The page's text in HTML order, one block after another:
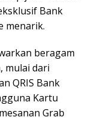
Bank
menarik.
beragam
mulai dari
QRIS Bank
Kartu
Grab